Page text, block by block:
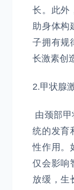
长。此外
助身体构
子拥有规
长激素创
2.甲状腺
由颈部
统的发育
性作用。
仅会影响
放缓，生